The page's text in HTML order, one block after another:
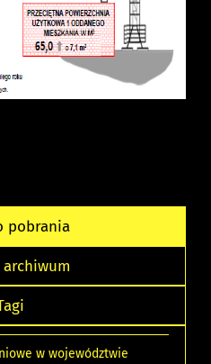
pobrania
archiwum
w województwie